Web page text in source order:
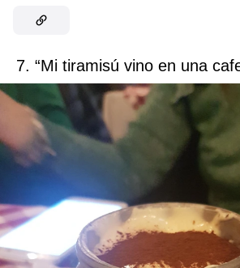
7. “Mi tiramisú vino en una